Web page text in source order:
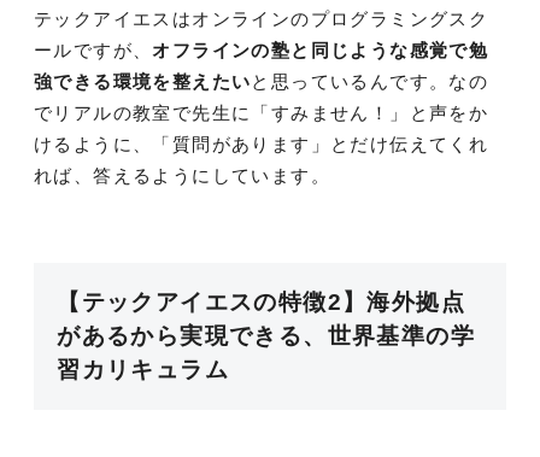
テックアイエスはオンラインのプログラミングスク
ールですが、オフラインの塾と同じような感覚で勉
強できる環境を整えたいと思っているんです。なの
でリアルの教室で先生に「すみません！」と声をか
けるように、「質問があります」とだけ伝えてくれ
れば、答えるようにしています。
【テックアイエスの特徴2】海外拠点
があるから実現できる、世界基準の学
習カリキュラム